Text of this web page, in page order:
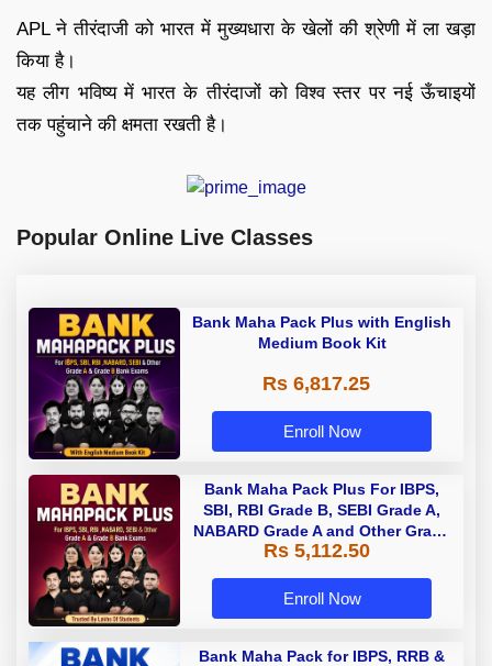
APL ने तीरंदाजी को भारत में मुख्यधारा के खेलों की श्रेणी में ला खड़ा
किया है।
यह लीग भविष्य में भारत के तीरंदाजों को विश्व स्तर पर नई ऊँचाइयों
तक पहुंचाने की क्षमता रखती है।
Popular Online Live Classes
Bank Maha Pack Plus with English
Medium Book Kit
Rs 6,817.25
Enroll Now
Bank Maha Pack Plus For IBPS,
SBI, RBI Grade B, SEBI Grade A,
NABARD Grade A and Other Grade
A & Grade B Bank Exams
Rs 5,112.50
Enroll Now
Bank Maha Pack for IBPS, RRB &